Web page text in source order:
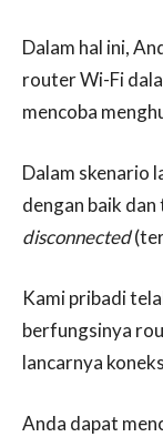
Dalam hal ini,
router Wi-Fi
mencoba
Dalam skenario
dengan baik
disconnected
Kami pribadi
berfungsinya
lancarnya
Anda dapat